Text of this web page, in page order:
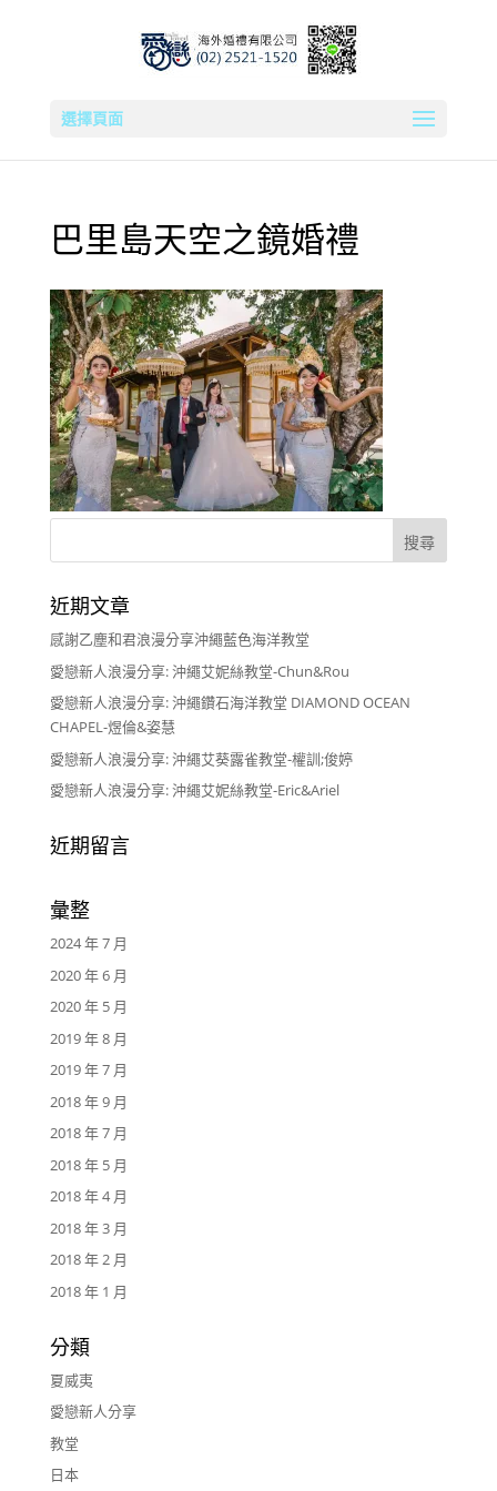
選擇頁面
巴里島天空之鏡婚禮
近期文章
感謝乙塵和君浪漫分享沖繩藍色海洋教堂
愛戀新人浪漫分享: 沖繩艾妮絲教堂-Chun&Rou
愛戀新人浪漫分享: 沖繩鑽石海洋教堂 DIAMOND OCEAN
CHAPEL-煜倫&姿慧
愛戀新人浪漫分享: 沖繩艾葵露雀教堂-權訓;俊婷
愛戀新人浪漫分享: 沖繩艾妮絲教堂-Eric&Ariel
近期留言
彙整
2024 年 7 月
2020 年 6 月
2020 年 5 月
2019 年 8 月
2019 年 7 月
2018 年 9 月
2018 年 7 月
2018 年 5 月
2018 年 4 月
2018 年 3 月
2018 年 2 月
2018 年 1 月
分類
夏威夷
愛戀新人分享
教堂
日本